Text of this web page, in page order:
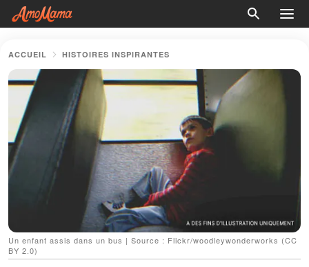
ACCUEIL HISTOIRES INSPIRANTES
Un enfant assis dans un bus | Source : Flickr/woodleywonderworks (CC
BY 2.0)